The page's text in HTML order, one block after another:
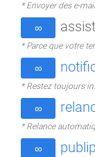
* Envoyer des e-
∞
* Parce que votre
∞
* Restez toujours
∞
* Relance
∞